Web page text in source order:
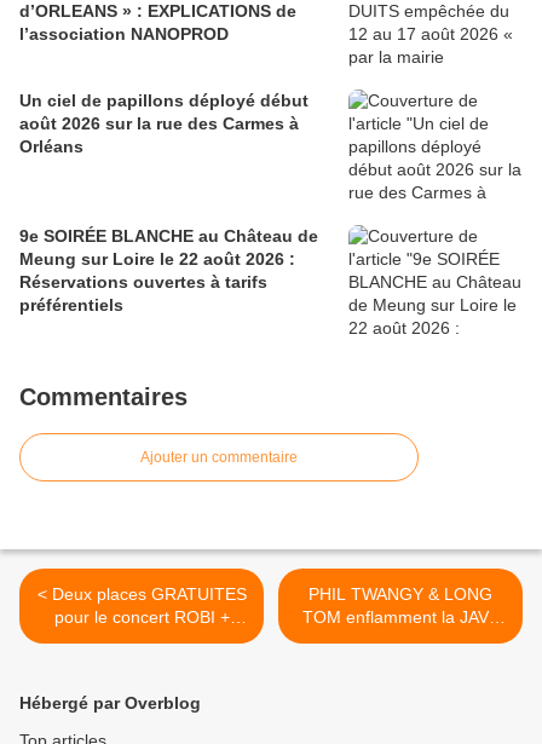
d’ORLEANS » : EXPLICATIONS de
l’association NANOPROD
Un ciel de papillons déployé début
août 2026 sur la rue des Carmes à
Orléans
9e SOIRÉE BLANCHE au Château de
Meung sur Loire le 22 août 2026 :
Réservations ouvertes à tarifs
préférentiels
Commentaires
Ajouter un commentaire
< Deux places GRATUITES
pour le concert ROBI +
KINOKO le 6 novembre à
PHIL TWANGY & LONG
TOM enflamment la JAVA
POP d'Orléans >
Hébergé par Overblog